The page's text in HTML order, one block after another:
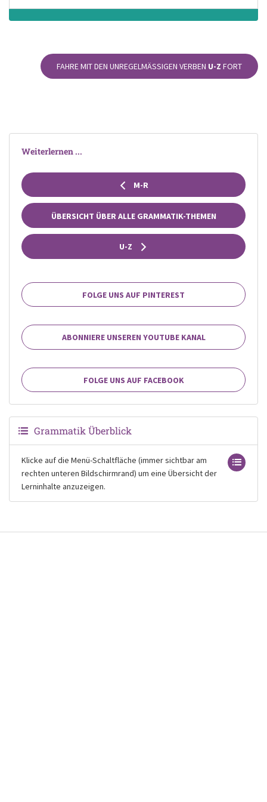
FAHRE MIT DEN UNREGELMÄSSIGEN VERBEN U-Z FORT
Weiterlernen ...
M-R
ÜBERSICHT ÜBER ALLE GRAMMATIK-THEMEN
U-Z
FOLGE UNS AUF PINTEREST
ABONNIERE UNSEREN YOUTUBE KANAL
FOLGE UNS AUF FACEBOOK
Grammatik Überblick
Klicke auf die Menü-Schaltfläche (immer sichtbar am
rechten unteren Bildschirmrand) um eine Übersicht der
Lerninhalte anzuzeigen.